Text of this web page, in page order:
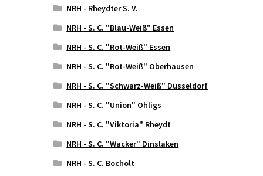
NRH - Rheydter S. V.
NRH - S. C. "Blau-Weiß" Essen
NRH - S. C. "Rot-Weiß" Essen
NRH - S. C. "Rot-Weiß" Oberhausen
NRH - S. C. "Schwarz-Weiß" Düsseldorf
NRH - S. C. "Union" Ohligs
NRH - S. C. "Viktoria" Rheydt
NRH - S. C. "Wacker" Dinslaken
NRH - S. C. Bocholt